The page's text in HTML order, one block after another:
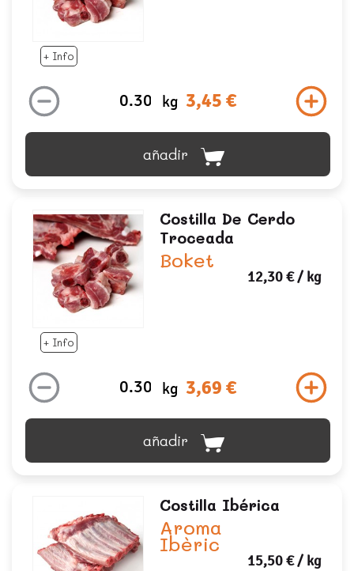
+ Info
kg 3,45 €
añadir
+ Info
Costilla De Cerdo
Troceada
Boket
12,30 €/ kg
kg 3,69 €
añadir
Costilla Ibérica
Aroma
Ibèric
15,50 €/ kg